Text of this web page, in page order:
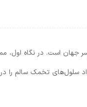
جهان است. در نگاه
سلول‌های تخمک سالم را